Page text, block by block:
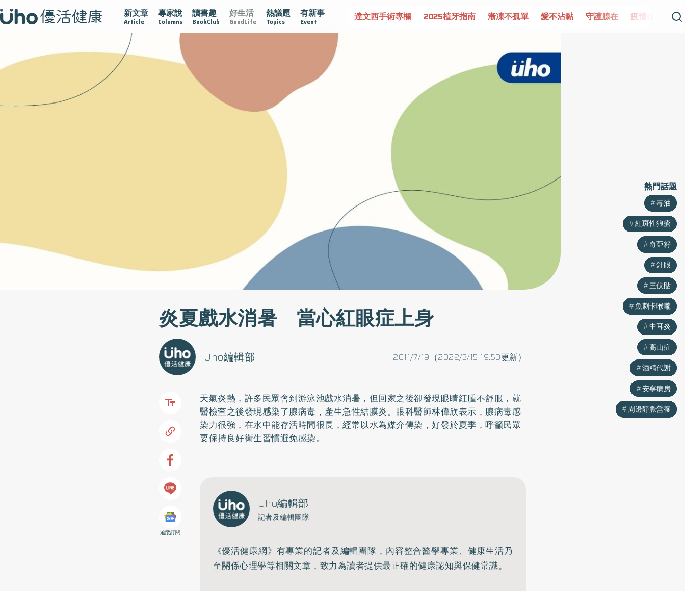
新文章
Article
專家說
Columns
讀書趣
BookClub
好生活
GoodLife
熱議題
Topics
有新事
Event
黏 守護腺在 疫情保衛戰 再生醫學 愛的未來視 認識攝護腺肥大 守護骨骼健康 達文西手術專欄 2025植牙指南 漸凍不孤單 愛不沾黏 守護腺在 疫情保衛戰
炎夏戲水消暑 當心紅眼症上身
2011/7/19（2022/3/15 19:50更新）
Uho編輯部
追蹤訂閱
天氣炎熱，許多民眾會到游泳池戲水消暑，但回家之後卻發現眼睛紅腫不舒服，就
醫檢查之後發現感染了腺病毒，產生急性結膜炎。眼科醫師林偉欣表示，腺病毒感
染力很強，在水中能存活時間很長，經常以水為媒介傳染，好發於夏季，呼籲民眾
要保持良好衛生習慣避免感染。
Uho編輯部
記者及編輯團隊
《優活健康網》有專業的記者及編輯團隊，內容整合醫學專業、健康生活乃
至關係心理學等相關文章，致力為讀者提供最正確的健康認知與保健常識。
熱門話題
毒油
紅斑性狼瘡
奇亞籽
針眼
三伏貼
魚刺卡喉嚨
中耳炎
高山症
酒精代謝
安寧病房
周邊靜脈營養
熱門話題
毒油
紅斑性狼瘡
奇亞籽
針眼
三伏貼
魚刺卡喉嚨
中耳炎
高山症
酒精代謝
安寧病房
周邊靜脈營養